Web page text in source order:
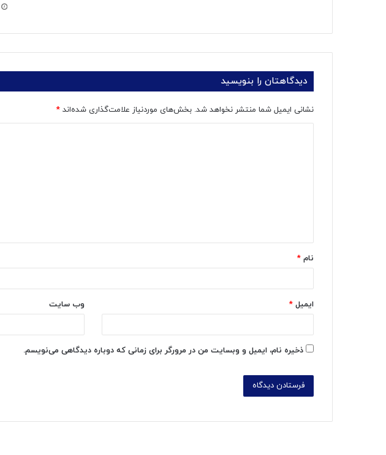
دیدگاهتان را بنویسید
نشانی ایمیل شما منتشر نخواهد شد. بخش‌های موردنیاز علامت‌گذاری شده‌اند *
*
نام *
ایمیل * وب‌ سایت
ذخیره نام، ایمیل و وبسایت من در مرورگر برای زمانی که دوباره دیدگاهی می‌نویسم.